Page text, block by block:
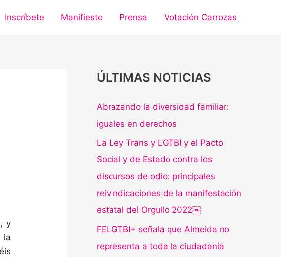
Inscríbete Manifiesto Prensa Votación Carrozas
y
la
ÚLTIMAS NOTICIAS
Abrazando la diversidad familiar:
iguales en derechos
La Ley Trans y LGTBI y el Pacto
Social y de Estado contra los
discursos de odio: principales
reivindicaciones de la manifestación
estatal del Orgullo 2022￼
FELGTBI+ señala que Almeida no
representa a toda la ciudadanía